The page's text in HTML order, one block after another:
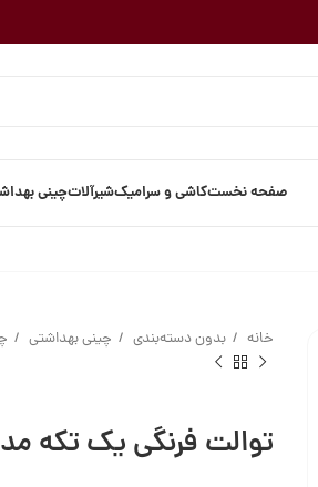
صفحه نخستکاشی و سرامیکشیرآلاتچینی
خانه بدون دسته‌بندی چینی بهداشتی
توالت فرنگی یک تکه